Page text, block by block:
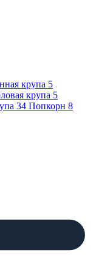
крупа 5
крупа 5
34 Попкорн 8